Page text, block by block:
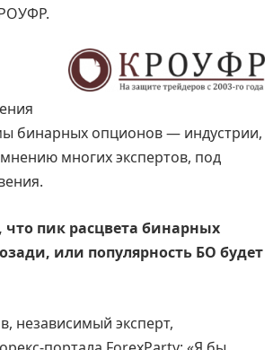
бинарных опционов — индустрии,
многих экспертов, под
что пик расцвета бинарных
или популярность БО будет
независимый эксперт,